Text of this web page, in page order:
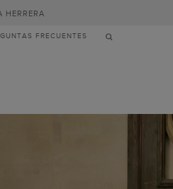
HERRERA
FRECUENTES